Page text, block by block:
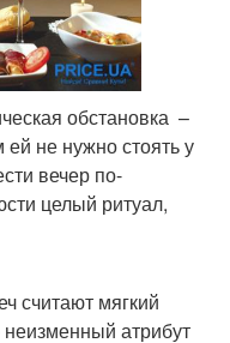
обстановка –
ей не нужно стоять у
вечер по-
целый ритуал,
считают мягкий
атрибут